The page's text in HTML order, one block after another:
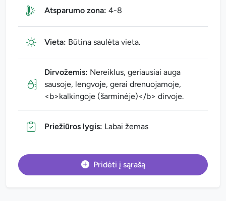
Atsparumo zona: 4-8
Vieta: Būtina saulėta vieta.
Dirvožemis: Nereiklus, geriausiai auga
sausoje, lengvoje, gerai drenuojamoje,
<b>kalkingoje (šarminėje)</b> dirvoje.
Priežiūros lygis: Labai žemas
Pridėti į sąrašą